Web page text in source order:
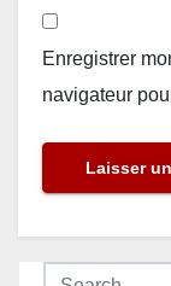
Enregistrer
navigateur